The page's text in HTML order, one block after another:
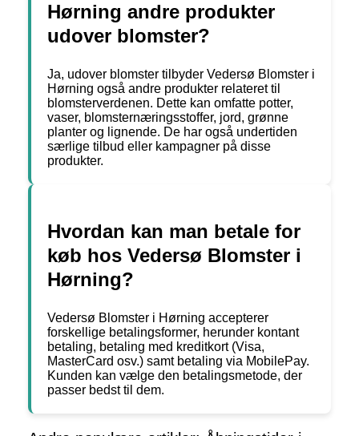
Hørning andre produkter
udover blomster?
Ja, udover blomster tilbyder Vedersø Blomster i
Hørning også andre produkter relateret til
blomsterverdenen. Dette kan omfatte potter,
vaser, blomsternæringsstoffer, jord, grønne
planter og lignende. De har også undertiden
særlige tilbud eller kampagner på disse
produkter.
Hvordan kan man betale for
køb hos Vedersø Blomster i
Hørning?
Vedersø Blomster i Hørning accepterer
forskellige betalingsformer, herunder kontant
betaling, betaling med kreditkort (Visa,
MasterCard osv.) samt betaling via MobilePay.
Kunden kan vælge den betalingsmetode, der
passer bedst til dem.